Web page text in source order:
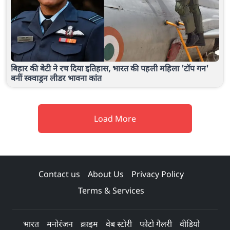
बिहार की बेटी ने रच दिया इतिहास, भारत की पहली महिला 'टॉप गन'
बनीं स्क्वाड्रन लीडर भावना कांत
Load More
Contact us About Us
Privacy Policy
Terms & Services
भारत मनोरंजन क्राइम वेब स्टोरी फोटो गैलरी वीडियो